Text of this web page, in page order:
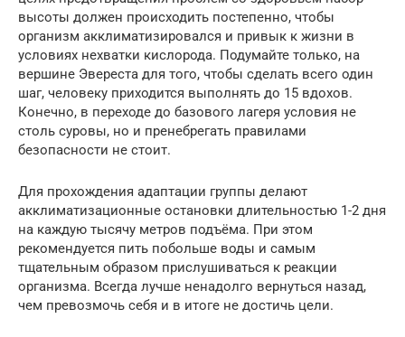
высоты должен происходить постепенно, чтобы
организм акклиматизировался и привык к жизни в
условиях нехватки кислорода. Подумайте только, на
вершине Эвереста для того, чтобы сделать всего один
шаг, человеку приходится выполнять до 15 вдохов.
Конечно, в переходе до базового лагеря условия не
столь суровы, но и пренебрегать правилами
безопасности не стоит.
Для прохождения адаптации группы делают
акклиматизационные остановки длительностью 1-2 дня
на каждую тысячу метров подъёма. При этом
рекомендуется пить побольше воды и самым
тщательным образом прислушиваться к реакции
организма. Всегда лучше ненадолго вернуться назад,
чем превозмочь себя и в итоге не достичь цели.